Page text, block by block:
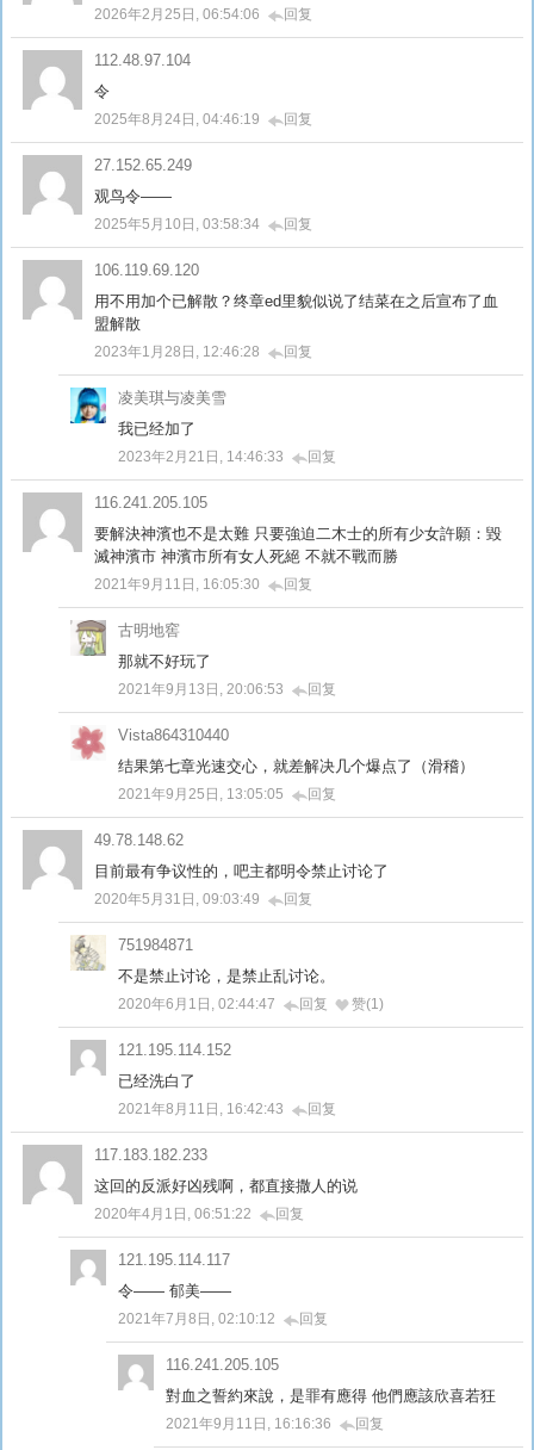
2026年2月25日, 06:54:06 回复
112.48.97.104
令
2025年8月24日, 04:46:19 回复
27.152.65.249
观鸟令——
2025年5月10日, 03:58:34 回复
106.119.69.120
用不用加个已解散？终章ed里貌似说了结菜在之后宣布了血
盟解散
2023年1月28日, 12:46:28 回复
凌美琪与凌美雪
我已经加了
2023年2月21日, 14:46:33 回复
116.241.205.105
要解決神濱也不是太難 只要強迫二木士的所有少女許願：毀
滅神濱市 神濱市所有女人死絕 不就不戰而勝
2021年9月11日, 16:05:30 回复
古明地窖
那就不好玩了
2021年9月13日, 20:06:53 回复
Vista864310440
结果第七章光速交心，就差解决几个爆点了（滑稽）
2021年9月25日, 13:05:05 回复
49.78.148.62
目前最有争议性的，吧主都明令禁止讨论了
2020年5月31日, 09:03:49 回复
751984871
不是禁止讨论，是禁止乱讨论。
2020年6月1日, 02:44:47 回复 赞(1)
121.195.114.152
已经洗白了
2021年8月11日, 16:42:43 回复
117.183.182.233
这回的反派好凶残啊，都直接撒人的说
2020年4月1日, 06:51:22 回复
121.195.114.117
令—— 郁美——
2021年7月8日, 02:10:12 回复
116.241.205.105
對血之誓約來說，是罪有應得 他們應該欣喜若狂
2021年9月11日, 16:16:36 回复